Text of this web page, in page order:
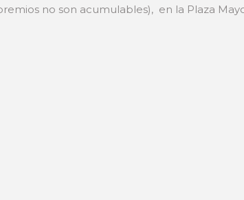
no son acumulables), en la Plaza